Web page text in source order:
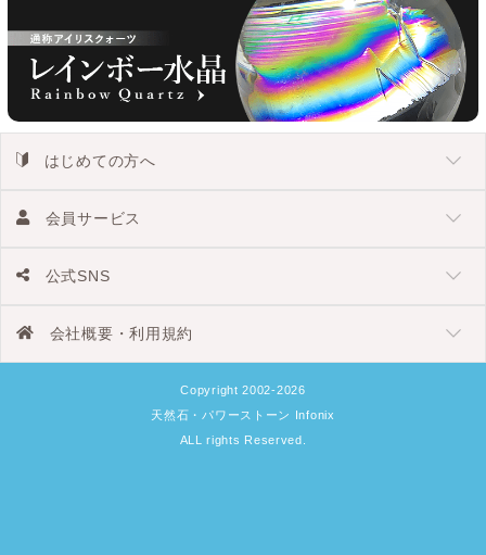
はじめての方へ
会員サービス
公式SNS
会社概要・利用規約
Copyright 2002-2026
天然石・パワーストーン Infonix
ALL rights Reserved.